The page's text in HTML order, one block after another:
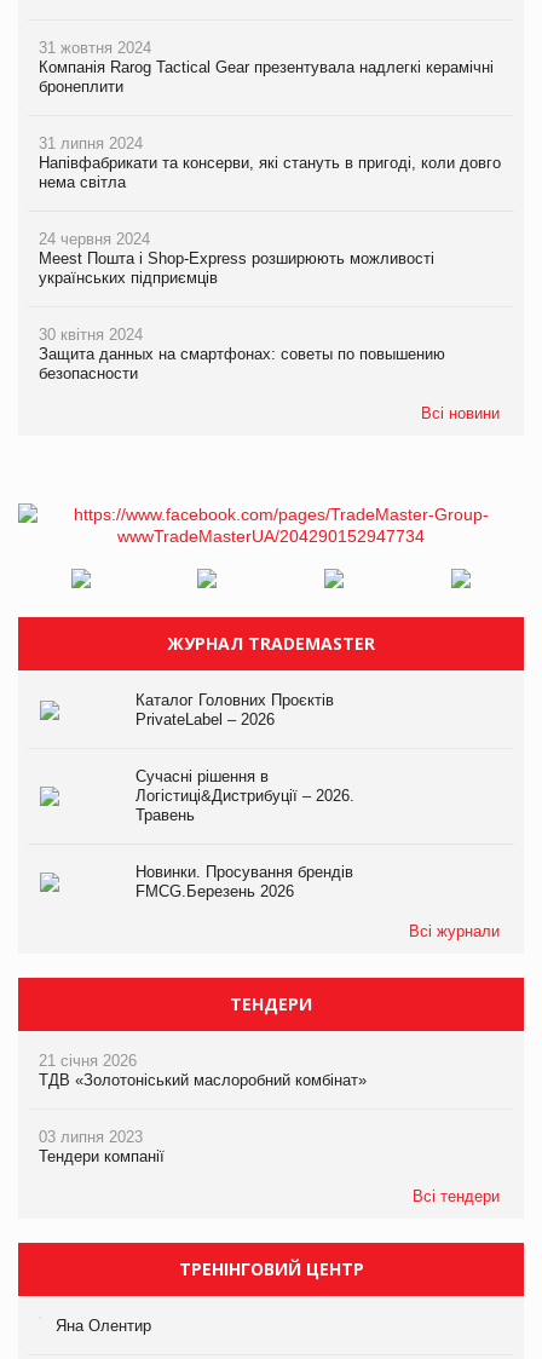
31 жовтня 2024
Компанія Rarog Tactical Gear презентувала надлегкі керамічні
бронеплити
31 липня 2024
Напівфабрикати та консерви, які стануть в пригоді, коли довго
нема світла
24 червня 2024
Meest Пошта і Shop-Express розширюють можливості
українських підприємців
30 квітня 2024
Защита данных на смартфонах: советы по повышению
безопасности
Всі новини
ЖУРНАЛ TRADEMASTER
Каталог Головних Проєктів
PrivateLabel – 2026
Сучасні рішення в
Логістиці&Дистрибуції – 2026.
Травень
Новинки. Просування брендів
FMCG.Березень 2026
Всі журнали
ТЕНДЕРИ
21 січня 2026
ТДВ «Золотоніський маслоробний комбінат»
03 липня 2023
Тендери компанії
Всі тендери
ТРЕНІНГОВИЙ ЦЕНТР
Яна Олентир